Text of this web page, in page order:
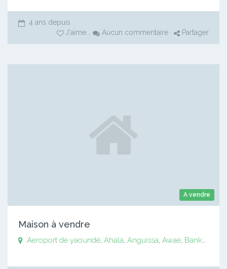
4 ans depuis
J'aime... Aucun commentaire Partager
A vendre
Maison à vendre
Aeroport de yaoundé, Ahala, Anguissa, Awaé, Bankomo